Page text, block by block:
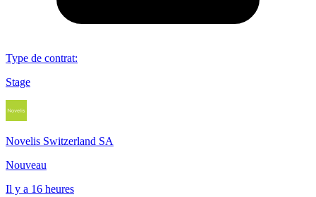
Type de contrat:
Stage
Novelis Switzerland SA
Nouveau
Il y a 16 heures